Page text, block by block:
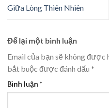
Giữa Lòng Thiên Nhiên
Để lại một bình luận
Email của bạn sẽ không được
bắt buộc được đánh dấu *
Bình luận *